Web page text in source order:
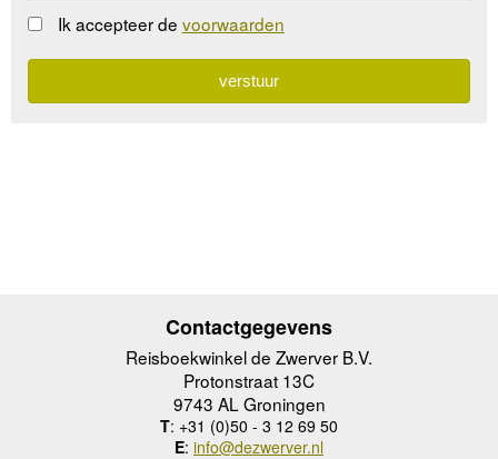
Ik accepteer de voorwaarden
Contactgegevens
Reisboekwinkel de Zwerver B.V.
Protonstraat 13C
9743 AL Groningen
T: +31 (0)50 - 3 12 69 50
E: info@dezwerver.nl